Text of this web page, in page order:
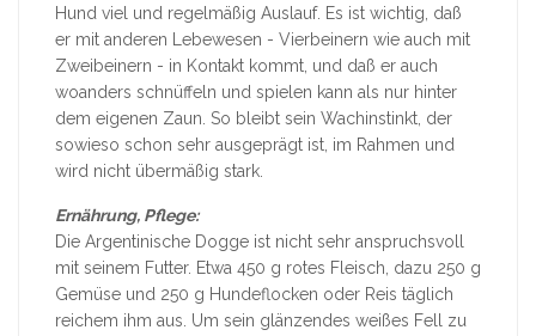
Hund viel und regelmäßig Auslauf. Es ist wichtig, daß
er mit anderen Lebewesen - Vierbeinern wie auch mit
Zweibeinern - in Kontakt kommt, und daß er auch
woanders schnüffeln und spielen kann als nur hinter
dem eigenen Zaun. So bleibt sein Wachinstinkt, der
sowieso schon sehr ausgeprägt ist, im Rahmen und
wird nicht übermäßig stark.
Ernährung, Pflege:
Die Argentinische Dogge ist nicht sehr anspruchsvoll
mit seinem Futter. Etwa 450 g rotes Fleisch, dazu 250 g
Gemüse und 250 g Hundeflocken oder Reis täglich
reichem ihm aus. Um sein glänzendes weißes Fell zu